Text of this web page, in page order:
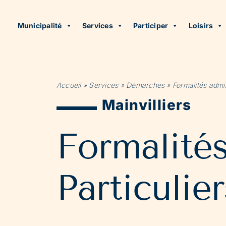
Municipalité Services Participer Loisirs
Accueil» Services» Démarches» Formalités
Mainvilliers